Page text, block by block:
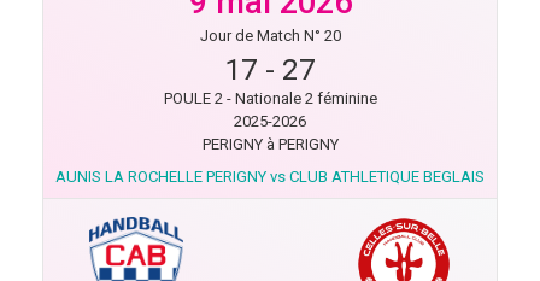
Jour de Match N° 20
17 - 27
POULE 2 - Nationale 2 féminine
2025-2026
PERIGNY à PERIGNY
AUNIS LA ROCHELLE PERIGNY vs CLUB ATHLETIQUE BEGLAIS